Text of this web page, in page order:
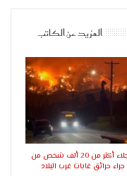
المزيد عن الكاتب
كندا: إجلاء أكثر من 20 ألف شخص من
جراء حرائق غابات غرب البلاد